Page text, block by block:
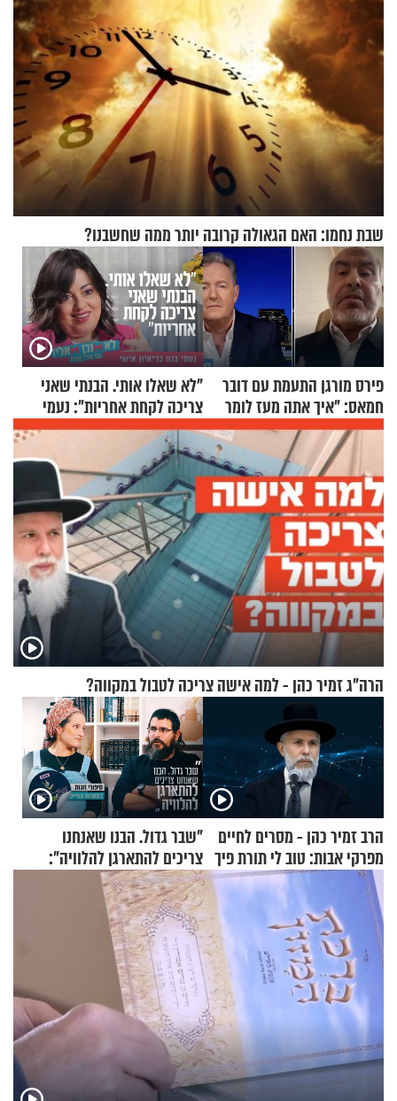
שבת נחמו: האם הגאולה קרובה יותר ממה שחשבנו?
פירס מורגן התעמת עם דובר
חמאס: "איך אתה מעז לומר
שלא ביצעתם פשעי מלחמה?!"
"לא שאלו אותי. הבנתי שאני
צריכה לקחת אחריות": נעמי
בנט בריאיון אישי
הרה"ג זמיר כהן - למה אישה צריכה לטבול במקווה?
הרב זמיר כהן - מסרים לחיים
מפרקי אבות: טוב לי תורת פיך
"שבר גדול. הבנו שאנחנו
צריכים להתארגן להלוויה":
זוגיות במבחן, הפעם עם מרים
וגד דנינו